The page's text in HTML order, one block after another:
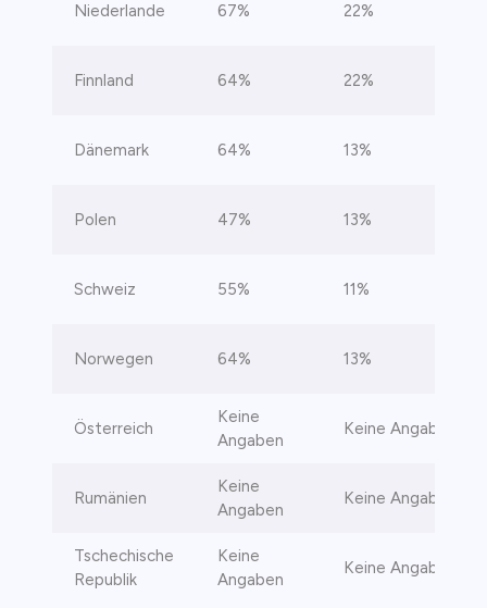
Niederlande 67% 22%
Finnland 64% 22%
Dänemark 64% 13%
Polen 47% 13%
Schweiz 55% 11%
Norwegen 64% 13%
Österreich
Keine
Angaben
Keine Angaben
Rumänien
Keine
Angaben
Keine Angaben
Tschechische
Republik
Keine
Angaben
Keine Angaben